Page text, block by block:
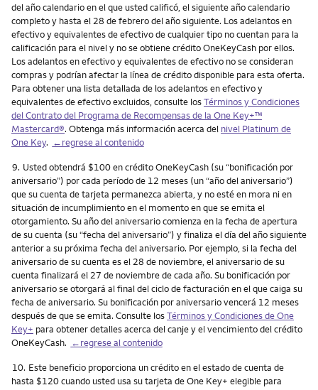
del año calendario en el que usted calificó, el siguiente año calendario
completo y hasta el 28 de febrero del año siguiente. Los adelantos en
efectivo y equivalentes de efectivo de cualquier tipo no cuentan para la
calificación para el nivel y no se obtiene crédito OneKeyCash por ellos.
Los adelantos en efectivo y equivalentes de efectivo no se consideran
compras y podrían afectar la línea de crédito disponible para esta oferta.
Para obtener una lista detallada de los adelantos en efectivo y
equivalentes de efectivo excluidos, consulte losTérminos y Condiciones
del Contrato del Programa de Recompensas de la One Key+™
Mastercard®. Obtenga más información acerca del nivel Platinum de
One Key. ←regrese al contenido
Nota
9. Usted obtendrá $100 en crédito OneKeyCash (su “bonificación por
aniversario”) por cada período de 12 meses (un “año del aniversario”)
que su cuenta de tarjeta permanezca abierta, y no esté en mora ni en
situación de incumplimiento en el momento en que se emita el
otorgamiento. Su año del aniversario comienza en la fecha de apertura
de su cuenta (su “fecha del aniversario”) y finaliza el día del año siguiente
anterior a su próxima fecha del aniversario. Por ejemplo, si la fecha del
aniversario de su cuenta es el 28 de noviembre, el aniversario de su
cuenta finalizará el 27 de noviembre de cada año. Su bonificación por
aniversario se otorgará al final del ciclo de facturación en el que caiga su
fecha de aniversario. Su bonificación por aniversario vencerá 12 meses
después de que se emita. Consulte losTérminos y Condiciones de One
Key+ para obtener detalles acerca del canje y el vencimiento del crédito
OneKeyCash. ←regrese al contenido
Nota
10. Este beneficio proporciona un crédito en el estado de cuenta de
hasta $120 cuando usted usa su tarjeta de One Key+ elegible para